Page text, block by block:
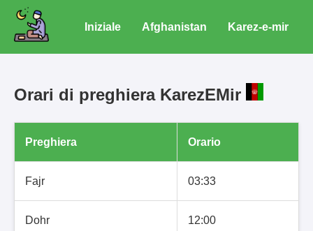
Iniziale Afghanistan Karez-e-mir
Orari di preghiera KarezEMir
Preghiera Orario
Fajr 03:33
Dohr 12:00